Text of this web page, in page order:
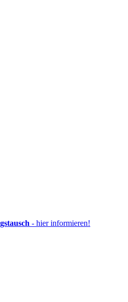
- hier informieren!